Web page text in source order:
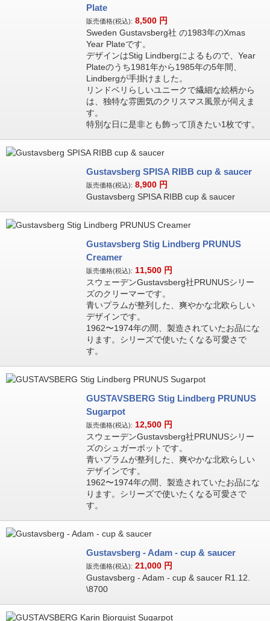
Plate
販売価格(税込): 8,500 円
Sweden Gustavsberg社 の1983年のXmas
Year Plateです。
デザインはStig Lindbergによるもので、Year
Plateのうち1981年から1985年の5年間、
Lindbergが手掛けました。
リンドベリらしいユニークで繊細な絵柄から
は、独特な雰囲気のクリスマス風景が伺えま
す。
特別な日に是非とも飾って頂きたい1枚です。
Gustavsberg SPISA RIBB cup & saucer
販売価格(税込): 8,900 円
Gustavsberg SPISA RIBB cup & saucer
Gustavsberg Stig Lindberg PRUNUS
Creamer
販売価格(税込): 11,500 円
スウェーデンGustavsberg社PRUNUSシリー
ズのクリーマーです。
青いプラムが整列した、爽やかな北欧らしい
デザインです。
1962〜1974年の間、製造されていたお品にな
ります。シリーズで使いたくなる可愛さで
す。
GUSTAVSBERG Stig Lindberg PRUNUS
Sugarpot
販売価格(税込): 12,500 円
スウェーデンGustavsberg社PRUNUSシリー
ズのシュガーポットです。
青いプラムが整列した、爽やかな北欧らしい
デザインです。
1962〜1974年の間、製造されていたお品にな
ります。シリーズで使いたくなる可愛さで
す。
Gustavsberg - Adam - cup & saucer
販売価格(税込): 21,000 円
Gustavsberg - Adam - cup & saucer R1.12.
\8700